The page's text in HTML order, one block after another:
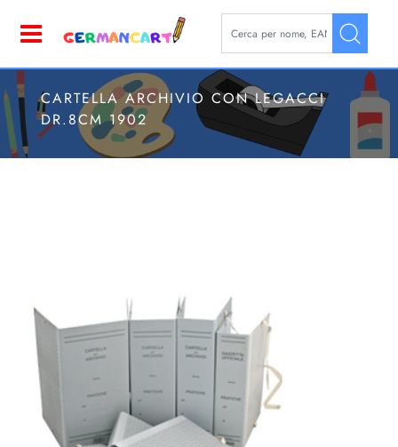
La modifica di un filtro
CARTELLA ARCHIVIO CON LEGACCI
DR.8CM 1902